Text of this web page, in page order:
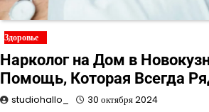
Здоровье
Нарколог на Дом в
Помощь, Которая Всегда
studiohallo_ 30 октября 2024